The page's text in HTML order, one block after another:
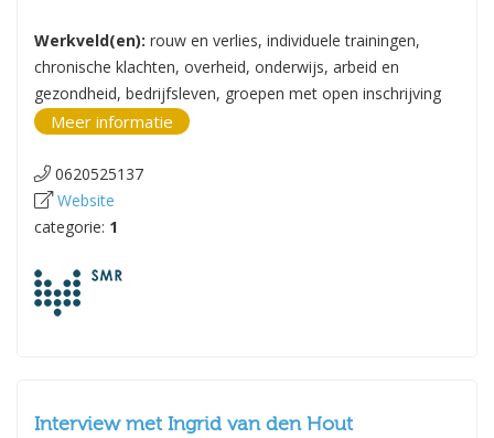
Werkveld(en): rouw en verlies, individuele trainingen,
chronische klachten, overheid, onderwijs, arbeid en
gezondheid, bedrijfsleven, groepen met open inschrijving
Meer informatie
0620525137
Website
categorie: 1
Interview met Ingrid van den Hout